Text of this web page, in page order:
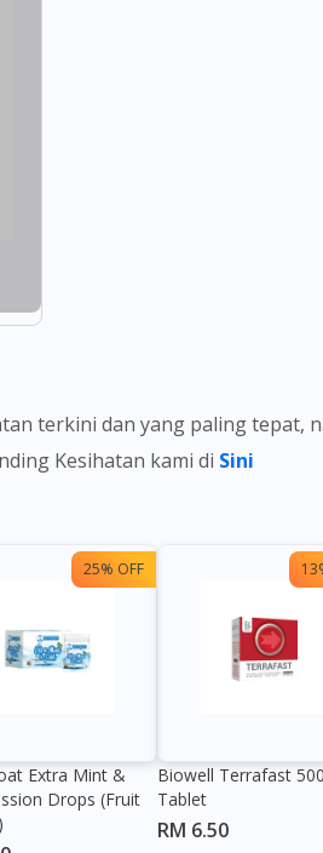
terkini dan yang paling tepat,
Kesihatan kami di Sini
25% OFF
Extra Mint &
Drops (Fruit
Biowell Terrafast
Tablet
RM 6.50